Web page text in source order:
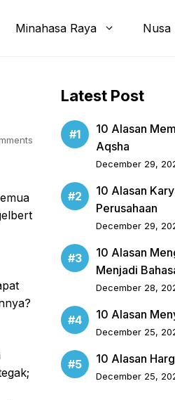
Minahasa Raya Nusa
Latest Post
10 Alasan
Aqsha
December 29,
10 Alasan
Perusahaan
December 29,
10 Alasan
Menjadi
December 28,
10 Alasan
December 25,
10 Alasan
December 25,